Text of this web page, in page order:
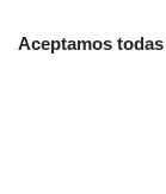
Aceptamos